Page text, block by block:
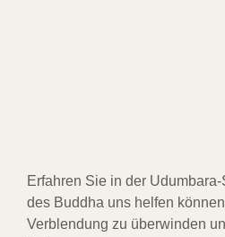
Erfahren Sie in der
des Buddha uns helfen
Verblendung zu überwinden